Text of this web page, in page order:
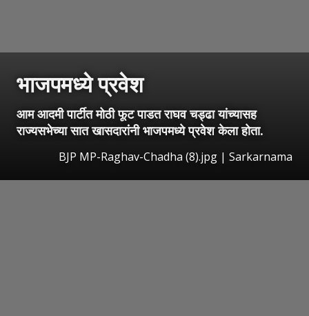
भाजपमध्ये प्रवेश
आम आदमी पार्टीत मोठी फूट पाडत राघव चड्ढा यांच्यासह
राज्यसभेच्या सात खासदारांनी भाजपमध्ये प्रवेश केला होता.
BJP MP-Raghav-Chadha (8).jpg | Sarkarnama